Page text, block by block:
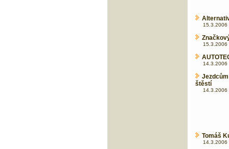
15.3.2006
15.3.2006
14.3.2006
štěstí
14.3.2006
Tomáš
14.3.2006